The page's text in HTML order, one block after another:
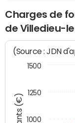
Charges de
de Villedieu-
(Source : JDN
1000
1250
1500